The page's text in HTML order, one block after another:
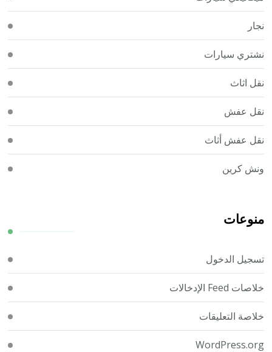
نجار
نشتري سيارات
نقل اثاث
نقل عفش
نقل عفش أثاث
ونش كرين
منوعات
تسجيل الدخول
خلاصات Feed الإدخالات
خلاصة التعليقات
WordPress.org